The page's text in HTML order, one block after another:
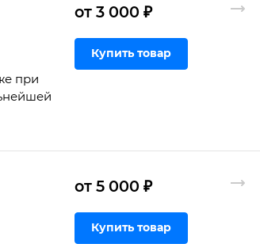
при
от 3 000 ₽
Купить товар
от 5 000 ₽
Купить товар